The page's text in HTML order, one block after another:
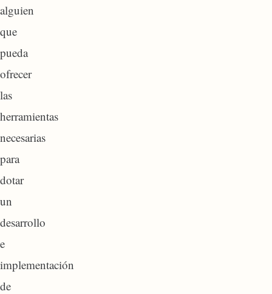
alguien
que
pueda
ofrecer
las
herramientas
necesarias
para
dotar
un
desarrollo
e
implementación
de